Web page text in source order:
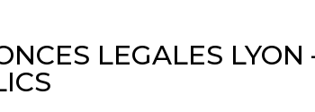
LEGALES LYON